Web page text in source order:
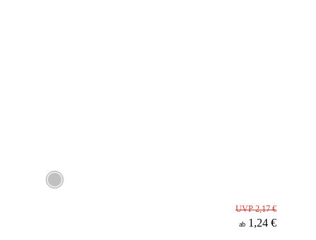
UVP 2,17 €
ab 1,24 €